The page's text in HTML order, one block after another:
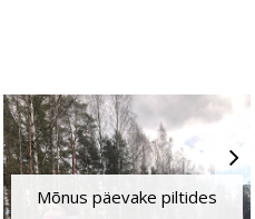
Mõnus päevake piltides